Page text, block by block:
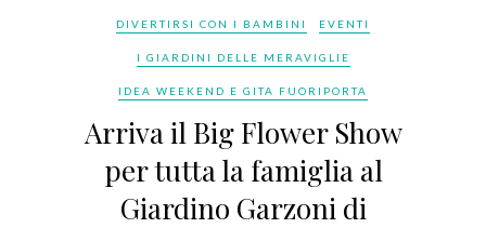
DIVERTIRSI CON I BAMBINI EVENTI
I GIARDINI DELLE MERAVIGLIE
IDEA WEEKEND E GITA FUORIPORTA
Arriva il Big Flower Show
per tutta la famiglia al
Giardino Garzoni di